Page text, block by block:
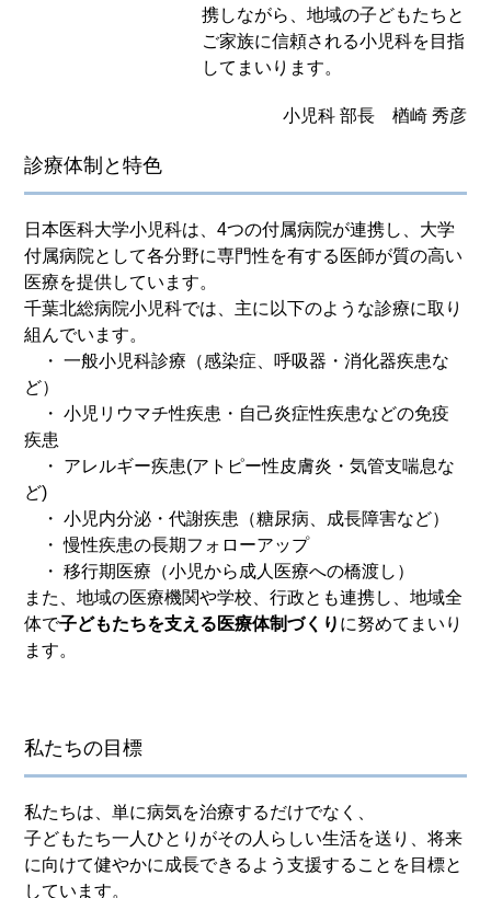
携しながら、地域の子どもたちと
ご家族に信頼される小児科を目指
してまいります。
小児科 部長 楢崎 秀彦
診療体制と特色
日本医科大学小児科は、4つの付属病院が連携し、大学
付属病院として各分野に専門性を有する医師が質の高い
医療を提供しています。
千葉北総病院小児科では、主に以下のような診療に取り
組んでいます。
・ 一般小児科診療（感染症、呼吸器・消化器疾患な
ど）
・ 小児リウマチ性疾患・自己炎症性疾患などの免疫
疾患
・ アレルギー疾患(アトピー性皮膚炎・気管支喘息な
ど)
・ 小児内分泌・代謝疾患（糖尿病、成長障害など）
・ 慢性疾患の長期フォローアップ
・ 移行期医療（小児から成人医療への橋渡し）
また、地域の医療機関や学校、行政とも連携し、地域全
体で子どもたちを支える医療体制づくり に努めてまいり
ます。
私たちの目標
私たちは、単に病気を治療するだけでなく、
子どもたち一人ひとりがその人らしい生活を送り、将来
に向けて健やかに成長できるよう支援することを目標と
しています。